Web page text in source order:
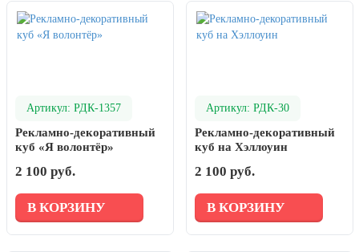
Артикул: РДК-1357
Рекламно-декоративный
куб «Я волонтёр»
2 100 руб.
В КОРЗИНУ
Артикул: РДК-30
Рекламно-декоративный
куб на Хэллоуин
2 100 руб.
В КОРЗИНУ